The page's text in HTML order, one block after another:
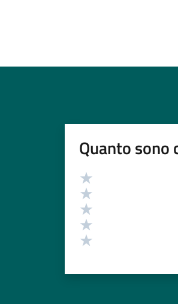
Quanto sono
Valutazione